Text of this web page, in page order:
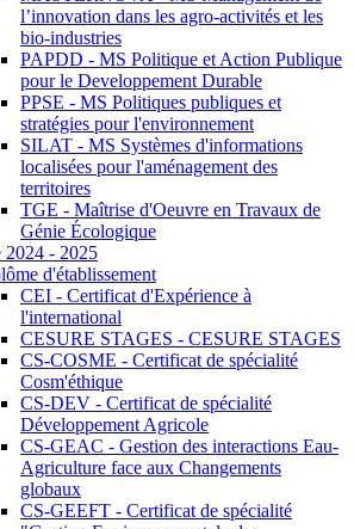
l’innovation dans les agro-activités et les
bio-industries
PAPDD - MS Politique et Action Publique
pour le Developpement Durable
PPSE - MS Politiques publiques et
stratégies pour l'environnement
SILAT - MS Systèmes d'informations
localisées pour l'aménagement des
territoires
TGE - Maîtrise d'Oeuvre en Travaux de
Génie Écologique
2024 - 2025
d'établissement
CEI - Certificat d'Expérience à
l'international
CESURE STAGES - CESURE STAGES
CS-COSME - Certificat de spécialité
Cosm'éthique
CS-DEV - Certificat de spécialité
Développement Agricole
CS-GEAC - Gestion des interactions Eau-
Agriculture face aux Changements
globaux
CS-GEEFT - Certificat de spécialité